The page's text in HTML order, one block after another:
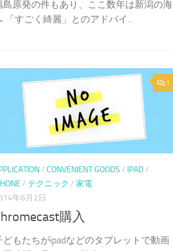
島原発の件もあり、ここ数年は新潟の海
「すごく綺麗」とのアドバイ...
1
/ CONVENIENT GOODS / IPAD/
/ テクニック / 家電
年6月2日
購入
どもたちがipadなどのタブレットで動画